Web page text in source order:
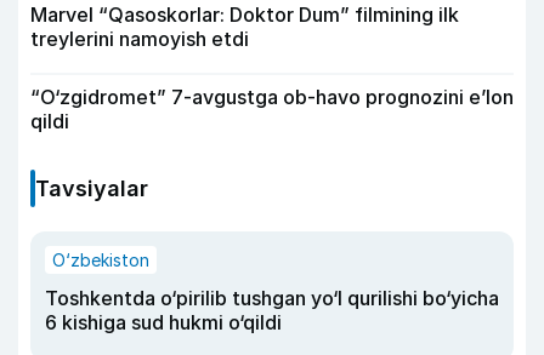
Marvel “Qasoskorlar: Doktor Dum” filmining ilk
treylerini namoyish etdi
“O‘zgidromet” 7-avgustga ob-havo prognozini e’lon
qildi
Tavsiyalar
O‘zbekiston
Toshkentda o‘pirilib tushgan yo‘l qurilishi bo‘yicha
6 kishiga sud hukmi o‘qildi